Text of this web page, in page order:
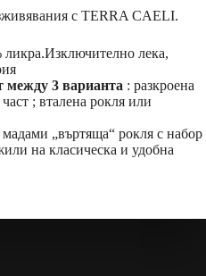
с TERRA CAELI.
лека,
между 3 варианта : разкроена
; вталена рокля или
„въртяща“ рокля с набор
на класическа и удобна